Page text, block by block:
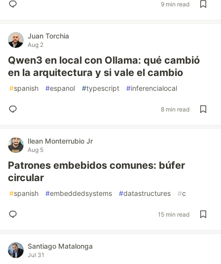
9 min read
Juan Torchia
Aug 2
Qwen3 en local con Ollama: qué cambió
en la arquitectura y si vale el cambio
#spanish #espanol #typescript #inferencialocal
8 min read
Ilean Monterrubio Jr
Aug 5
Patrones embebidos comunes: búfer
circular
#spanish #embeddedsystems #datastructures #c
15 min read
Santiago Matalonga
Jul 31